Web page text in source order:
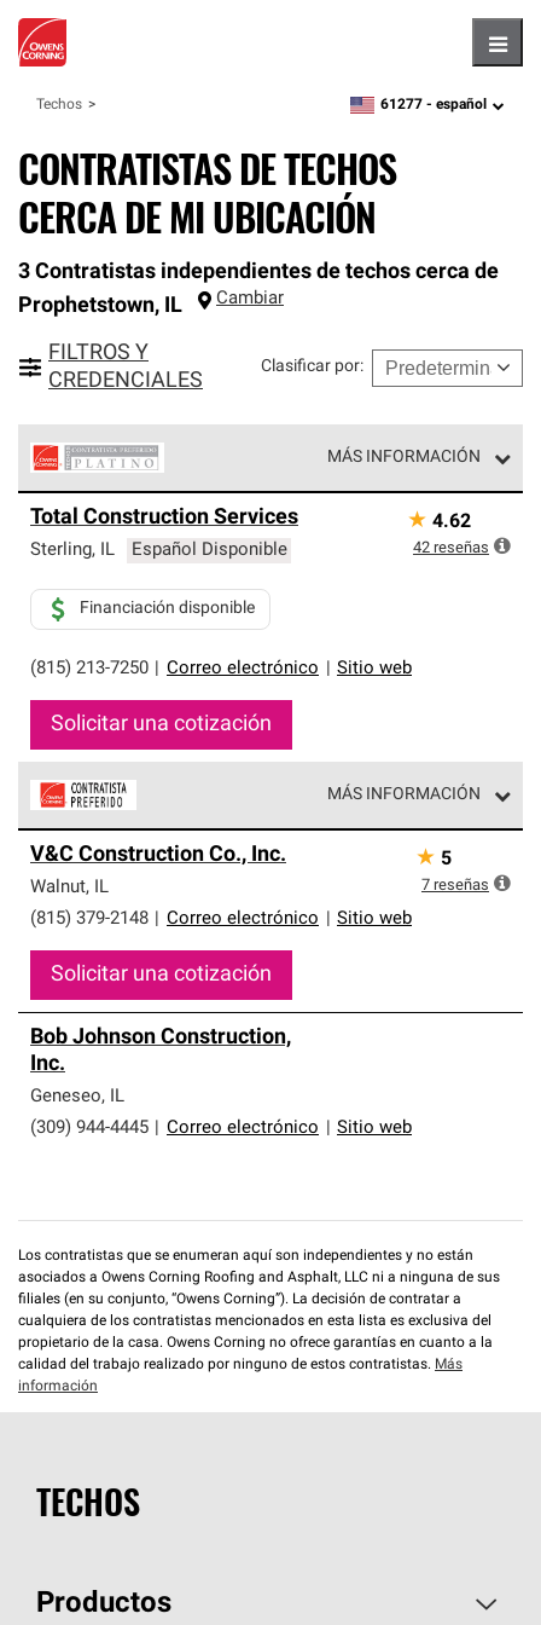
Techos zipcode, language
61277 - español
CONTRATISTAS DE TECHOS
CERCA DE MI UBICACIÓN
3 Contratistas independientes de techos cerca de
Prophetstown, IL Cambiar
FILTROS Y
CREDENCIALES
Clasificar por:
MÁS INFORMACIÓN
Corning constituyen el nivel superior de nuestra red
exclusiva y cumplen con estándares estrictos de
Solo ellos pueden ofrecer nuestra mejor garantía de
sistemas de techos.
Total Construction Services
Sterling, IL Español Disponible
(815) 213-7250 Correo electrónico Sitio web
Financiación disponible
Solicitar una cotización
★ 4.62
42 reseñas
MÁS INFORMACIÓN
parte de una red exclusiva de profesionales de techos
que cumplen con altos estándares y requisitos estrictos
de profesionalismo y confiabilidad.
V&C Construction Co., Inc.
Walnut, IL
(815) 379-2148
Correo electrónico Sitio web
Solicitar una cotización
★ 5
7 reseñas
Bob Johnson Construction,
Inc.
Geneseo, IL
(309) 944-4445
Correo electrónico Sitio web
Los contratistas que se enumeran aquí son independientes y no están
asociados a Owens Corning Roofing and Asphalt, LLC ni a ninguna de sus
filiales (en su conjunto, “Owens Corning”). La decisión de contratar a
cualquiera de los contratistas mencionados en esta lista es exclusiva del
propietario de la casa. Owens Corning no ofrece garantías en cuanto a la
calidad del trabajo realizado por ninguno de estos contratistas. Más
información
TECHOS
Productos